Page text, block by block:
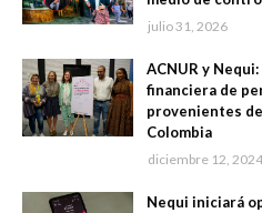
julio 31, 2026
ACNUR y
financiera de
provenientes
Colombia
diciembre 12, 2024
Nequi iniciará